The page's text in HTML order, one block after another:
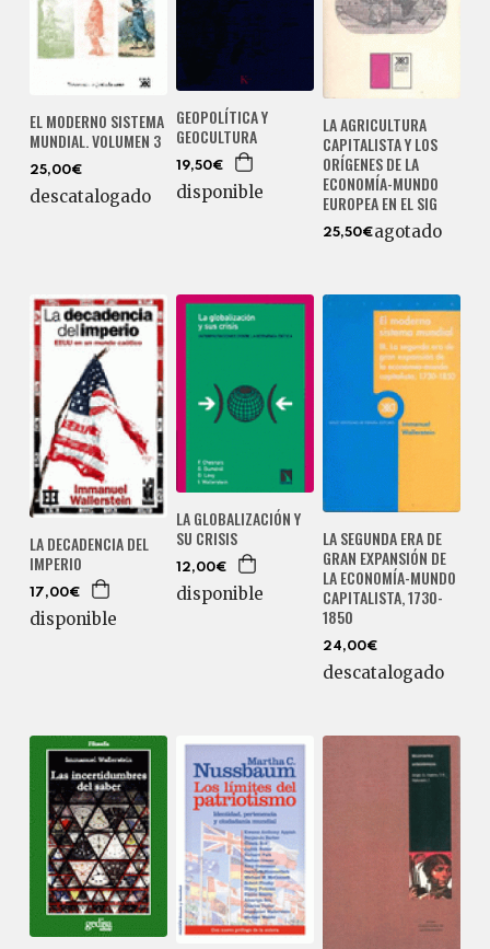
EL MODERNO SISTEMA
MUNDIAL. VOLUMEN 3
25,00€
descatalogado
GEOPOLÍTICA Y
GEOCULTURA
19,50€
disponible
LA AGRICULTURA
CAPITALISTA Y LOS
ORÍGENES DE LA
ECONOMÍA-MUNDO
EUROPEA EN EL SIG
25,50€agotado
LA DECADENCIA DEL
IMPERIO
17,00€
disponible
LA GLOBALIZACIÓN Y
SU CRISIS
12,00€
disponible
LA SEGUNDA ERA DE
GRAN EXPANSIÓN DE
LA ECONOMÍA-MUNDO
CAPITALISTA, 1730-
1850
24,00€
descatalogado